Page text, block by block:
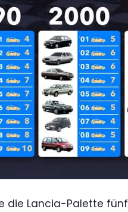
die Lancia-Palette